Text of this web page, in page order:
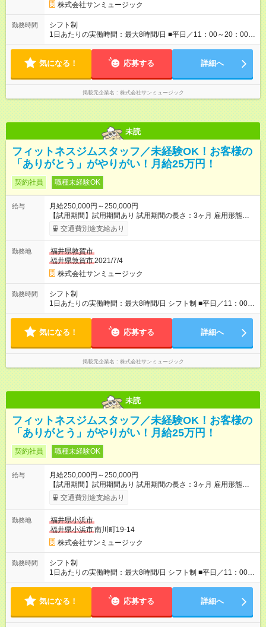
株式会社サンミュージック
勤務時間
シフト制
1日あたりの実働時間：最大8時間/日 ■平日／11：00～20：00 ■
土日祝／10：00～19：00
気になる！ 応募する 詳細へ
掲載元企業名 株式会社サンミュージック
未読
フィットネスジムスタッフ／未経験OK！お客様の
「ありがとう」がやりがい！月給25万円！
契約社員 職種未経験OK
給与
月給250,000円～250,000円
【試用期間】試用期間あり 試用期間の長さ：3ヶ月 雇用形態、
給与は本採用時と同じです。
交通費別途支給あり
勤務地
福井県敦賀市
福井県敦賀市2021/7/4
株式会社サンミュージック
勤務時間
シフト制
1日あたりの実働時間：最大8時間/日 シフト制 ■平日／11：00～
20：00 ■土日祝／10：00～19：00 ★残業は月数回、30分～1時
気になる！ 応募する 詳細へ
掲載元企業名 株式会社サンミュージック
未読
フィットネスジムスタッフ／未経験OK！お客様の
「ありがとう」がやりがい！月給25万円！
契約社員 職種未経験OK
給与
月給250,000円～250,000円
【試用期間】試用期間あり 試用期間の長さ：3ヶ月 雇用形態、
給与は本採用時と同じです。
交通費別途支給あり
勤務地
福井県小浜市
福井県小浜市南川町19-14
株式会社サンミュージック
勤務時間
シフト制
1日あたりの実働時間：最大8時間/日 シフト制 ■平日／11：00～
20：00 ■土日祝／10：00～19：00 ★残業は月数回、30分～1時
気になる！ 応募する 詳細へ